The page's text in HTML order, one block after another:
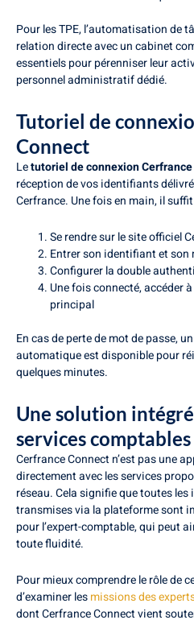
Pour les TPE, l’automatisation de
relation directe avec un cabinet
essentiels pour pérenniser leur
personnel administratif dédié.
Tutoriel de
Connect
Letutoriel de connexion
réception de vos identifiants
Cerfrance. Une fois en main, il
Se rendre sur le site officiel
Entrer son identifiant et son
Configurer la double
Une fois connecté, accéder
principal
En cas de perte de mot de passe,
automatique est disponible pour
quelques minutes.
Une solution
services comptables
Cerfrance Connect n’est pas une
directement avec les services
réseau. Cela signifie que toutes
transmises via la plateforme sont
pour l’expert-comptable, qui peut
toute fluidité.
Pour mieux comprendre le rôle de
d’examiner lesmissions des
dont Cerfrance Connect vient